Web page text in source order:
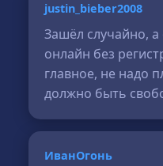
justin_bieber2008
Зашёл случайно, а
онлайн без
главное, не надо
должно быть
ИванОгонь